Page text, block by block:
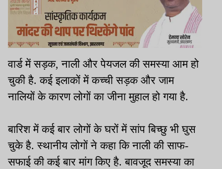
वार्ड में सड़क, नाली और पेयजल की समस्या आम हो
चुकी है. कई इलाकों में कच्ची सड़क और जाम
नालियों के कारण लोगों का जीना मुहाल हो गया है.
बारिश में कई बार लोगों के घरों में सांप बिच्छु भी घुस
चुके है. स्थानीय लोगों ने कहा कि नाली की साफ-
सफाई की कई बार मांग किए है. बावजूद समस्या का